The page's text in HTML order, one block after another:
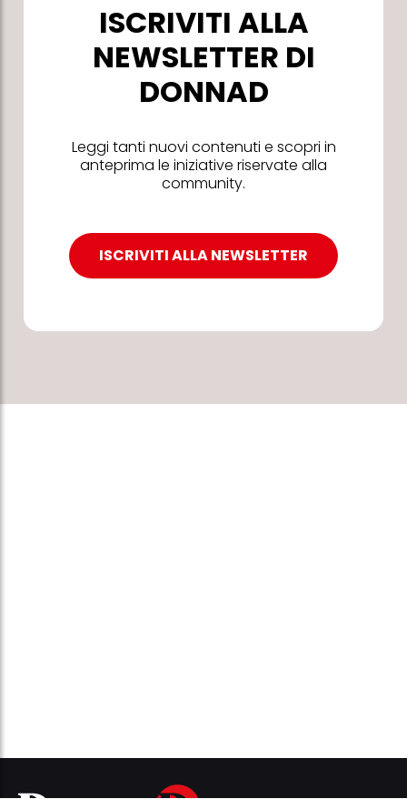
ISCRIVITI ALLA
NEWSLETTER DI
DONNAD
Leggi tanti nuovi contenuti e scopri in
anteprima le iniziative riservate alla
community.
ISCRIVITI ALLA NEWSLETTER